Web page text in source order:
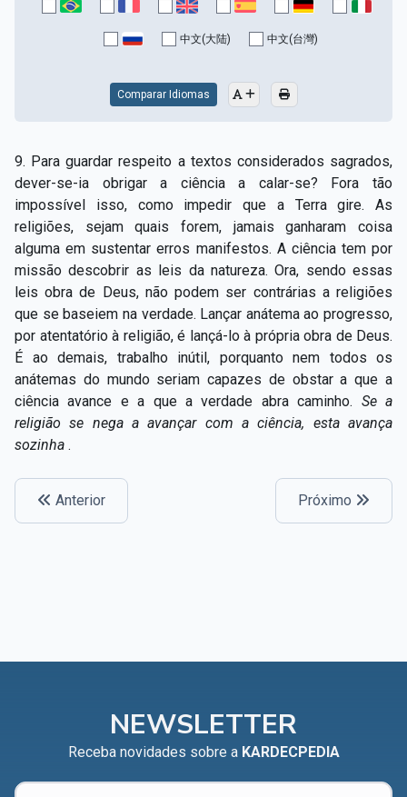
中文(大陆) 中文(台灣)
Comparar Idiomas
9. Para guardar respeito a textos considerados sagrados,
dever-se-ia obrigar a ciência a calar-se? Fora tão
impossível isso, como impedir que a Terra gire. As
religiões, sejam quais forem, jamais ganharam coisa
alguma em sustentar erros manifestos. A ciência tem por
missão descobrir as leis da natureza. Ora, sendo essas
leis obra de Deus, não podem ser contrárias a religiões
que se baseiem na verdade. Lançar anátema ao progresso,
por atentatório à religião, é lançá-lo à própria obra de Deus.
É ao demais, trabalho inútil, porquanto nem todos os
anátemas do mundo seriam capazes de obstar a que a
ciência avance e a que a verdade abra caminho. Se a
religião se nega a avançar com a ciência, esta avança
sozinha .
Anterior Próximo
NEWSLETTER
Receba novidades sobre a KARDECPEDIA